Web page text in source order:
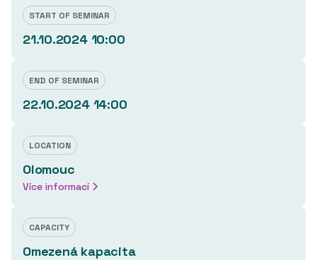
START OF SEMINAR
21.10.2024 10:00
END OF SEMINAR
22.10.2024 14:00
LOCATION
Olomouc
Více informací
CAPACITY
Omezená kapacita